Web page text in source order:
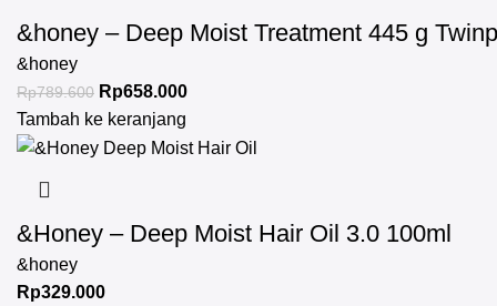
&honey – Deep Moist Treatment 445 g
&honey
Rp789.600 Rp658.000
Tambah ke keranjang
&Honey – Deep Moist Hair Oil 3.0 100ml
&honey
Rp329.000